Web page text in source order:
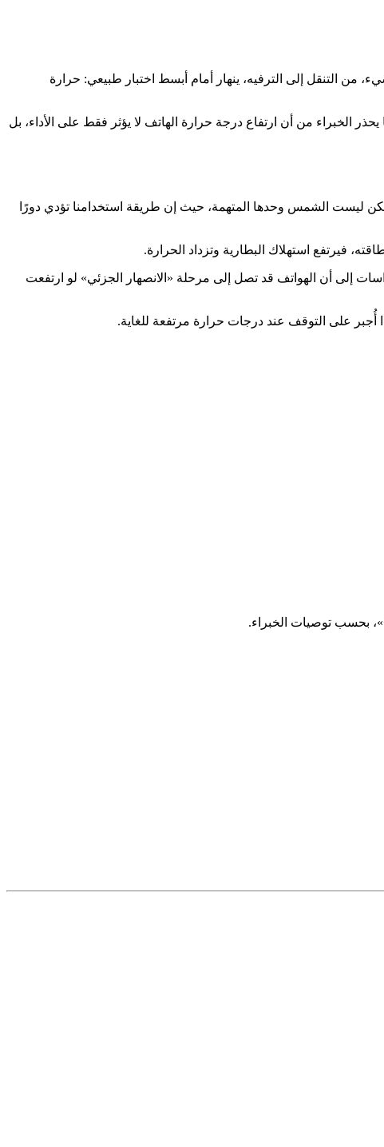
من التنقل إلى الترفيه، ينهار أمام أبسط اختبار طبيعي: حرارة
يحذر الخبراء من أن ارتفاع درجة حرارة الهاتف لا يؤثر فقط على الأداء، بل
ليست الشمس وحدها المتهمة، حيث إن طريقة استخدامنا تؤدي دورًا
فيرتفع استهلاك البطارية وتزداد الحرارة.
شاحن غير أصلي. بينما تشير بعض الدراسات إلى أن الهواتف قد تصل إلى مرحلة «الانصهار الجزئي» لو ارتفعت
أُجبر على التوقف عند درجات حرارة مرتفعة للغاية.
بحسب توصيات الخبراء.